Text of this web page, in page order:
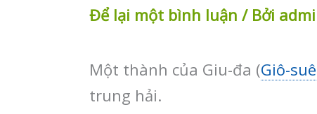
Để lại một bình luận / Bởi
Một thành của Giu-đa (Giô-
trung hải.